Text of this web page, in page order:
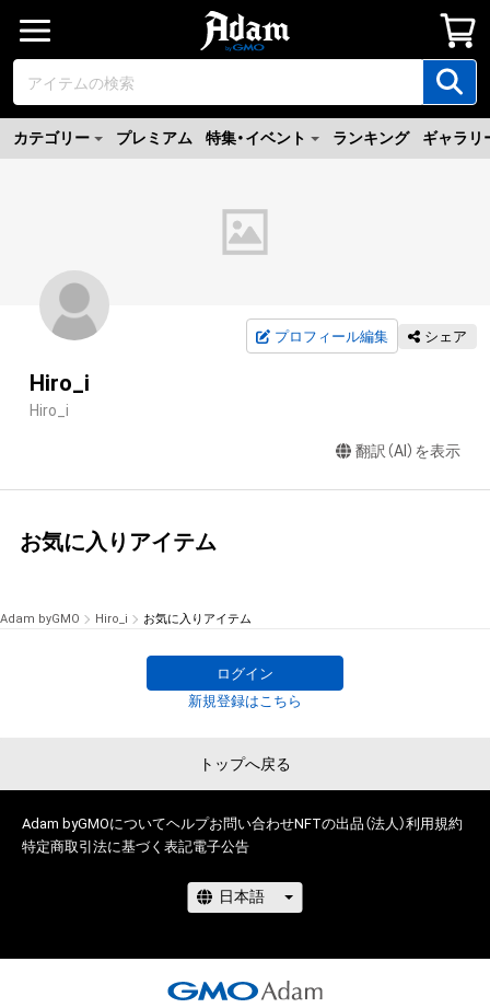
カテゴリー プレミアム 特集・イベント ランキング ギャラリ
プロフィール編集 シェア
Hiro_i
Hiro_i
翻訳（AI）を表示
お気に入りアイテム
Adam byGMO Hiro_i お気に入りアイテム
ログイン
新規登録はこちら
トップへ戻る
Adam byGMOについてヘルプお問い合わせNFTの出品（法人）利用規約
特定商取引法に基づく表記電子公告